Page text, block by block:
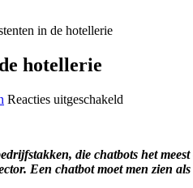
in de hotellerie
hotellerie
Reacties uitgeschakeld
assistenten
in
die chatbots het
Een chatbot moet men zien